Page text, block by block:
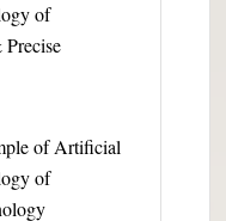
of
of Artificial
of